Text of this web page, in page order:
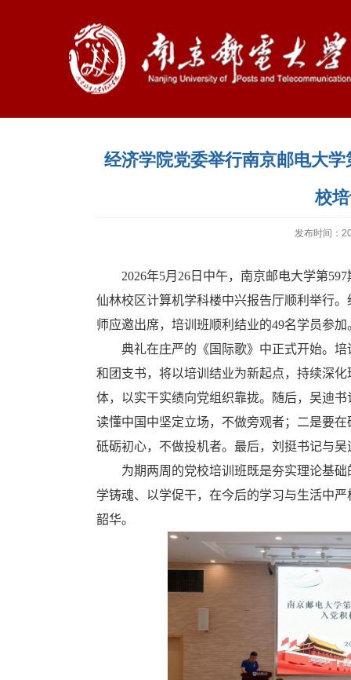
经济学院党委举行南京邮电大
校
发布时间：
2026年5月 26日中午，南京邮电大学第597
仙林校区计算机学科楼中兴报告厅顺利举行
师应邀出席，培训班顺利结业的49名学员参加
典礼在庄严的《国际歌》中正式开始。
和团支书，将以培训结业为新起点，持续深
体，以实干实绩向党组织靠拢。随后，吴迪
读懂中国中坚定立场，不做旁观者；二是要
砥砺初心，不做投机者。最后，刘挺书记与
为期两周的党校培训班既是夯实理论基
学铸魂、以学促干，在今后的学习与生活中
韶华。